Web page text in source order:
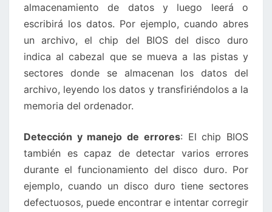
almacenamiento de datos y luego leerá o
escribirá los datos. Por ejemplo, cuando abres
un archivo, el chip del BIOS del disco duro
indica al cabezal que se mueva a las pistas y
sectores donde se almacenan los datos del
archivo, leyendo los datos y transfiriéndolos a la
memoria del ordenador.
Detección y manejo de errores: El chip BIOS
también es capaz de detectar varios errores
durante el funcionamiento del disco duro. Por
ejemplo, cuando un disco duro tiene sectores
defectuosos, puede encontrar e intentar corregir